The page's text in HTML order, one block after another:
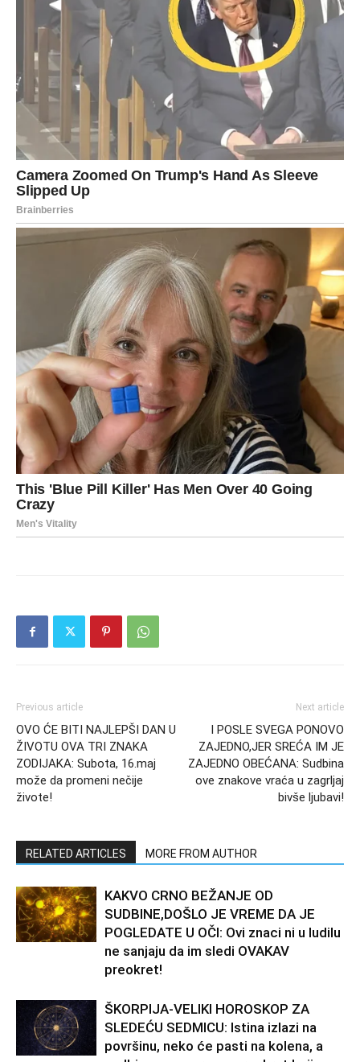
Previous article
OVO ĆE BITI NAJLEPŠI DAN U
ŽIVOTU OVA TRI ZNAKA
ZODIJAKA: Subota, 16.maj
može da promeni nečije
živote!
Next article
I POSLE SVEGA PONOVO
ZAJEDNO,JER SREĆA IM JE
ZAJEDNO OBEĆANA: Sudbina
ove znakove vraća u zagrljaj
bivše ljubavi!
RELATED ARTICLES MORE FROM AUTHOR
KAKVO CRNO BEŽANJE OD
SUDBINE,DOŠLO JE VREME DA JE
POGLEDATE U OČI: Ovi znaci ni u ludilu
ne sanjaju da im sledi OVAKAV
preokret!
ŠKORPIJA-VELIKI HOROSKOP ZA
SLEDEĆU SEDMICU: Istina izlazi na
površinu, neko će pasti na kolena, a